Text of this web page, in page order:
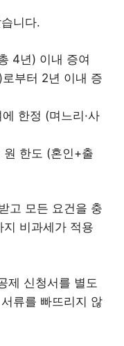
니다.
4년) 이내 증여
부터 2년 이내 증
한정 (며느리·사
원 한도 (혼인+출
고 모든 요건을 충
비과세가 적용
제 신청서를 별도
류를 빠뜨리지 않